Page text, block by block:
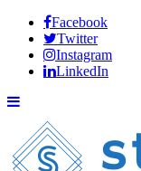
Facebook
Twitter
Instagram
LinkedIn